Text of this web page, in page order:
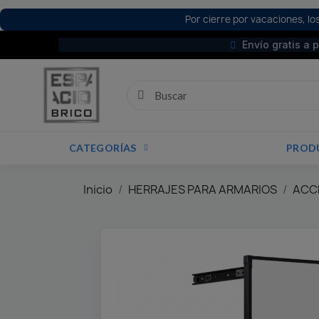
Por cierre por vacaciones,
Envío gratis a
CATEGORÍAS
Inicio HERRAJES PARA ARMARIOS